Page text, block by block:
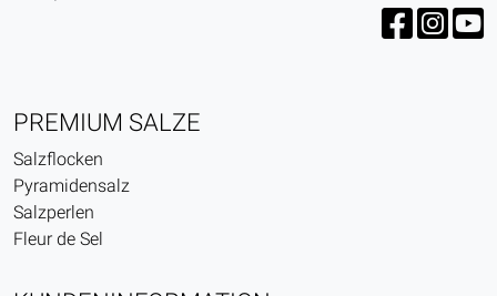
PREMIUM SALZE
Salzflocken
Pyramidensalz
Salzperlen
Fleur de Sel